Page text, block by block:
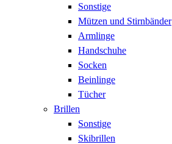
Sonstige
Mützen und Stirnbänder
Armlinge
Handschuhe
Socken
Beinlinge
Tücher
Brillen
Sonstige
Skibrillen